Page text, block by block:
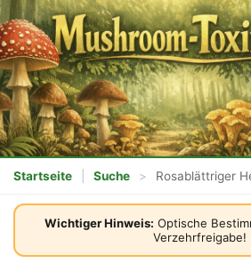
Startseite Suche > Rosablättriger
Wichtiger Hinweis: Optische
Verzehrfreigabe!